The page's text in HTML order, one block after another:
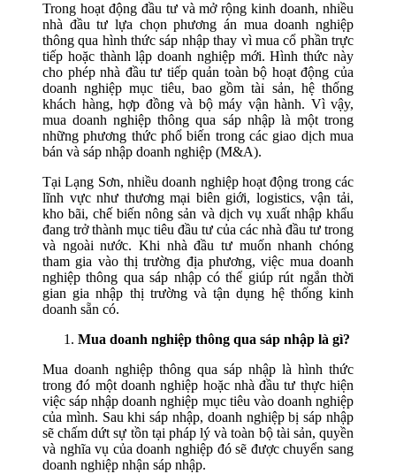
Trong hoạt động đầu tư và mở rộng kinh doanh, nhiều
nhà đầu tư lựa chọn phương án mua doanh nghiệp
thông qua hình thức sáp nhập thay vì mua cổ phần trực
tiếp hoặc thành lập doanh nghiệp mới. Hình thức này
cho phép nhà đầu tư tiếp quản toàn bộ hoạt động của
doanh nghiệp mục tiêu, bao gồm tài sản, hệ thống
khách hàng, hợp đồng và bộ máy vận hành. Vì vậy,
mua doanh nghiệp thông qua sáp nhập là một trong
những phương thức phổ biến trong các giao dịch mua
bán và sáp nhập doanh nghiệp (M&A).
Tại Lạng Sơn, nhiều doanh nghiệp hoạt động trong các
lĩnh vực như thương mại biên giới, logistics, vận tải,
kho bãi, chế biến nông sản và dịch vụ xuất nhập khẩu
đang trở thành mục tiêu đầu tư của các nhà đầu tư trong
và ngoài nước. Khi nhà đầu tư muốn nhanh chóng
tham gia vào thị trường địa phương, việc mua doanh
nghiệp thông qua sáp nhập có thể giúp rút ngắn thời
gian gia nhập thị trường và tận dụng hệ thống kinh
doanh sẵn có.
Mua doanh nghiệp thông qua sáp nhập là gì?
Mua doanh nghiệp thông qua sáp nhập là hình thức
trong đó một doanh nghiệp hoặc nhà đầu tư thực hiện
việc sáp nhập doanh nghiệp mục tiêu vào doanh nghiệp
của mình. Sau khi sáp nhập, doanh nghiệp bị sáp nhập
sẽ chấm dứt sự tồn tại pháp lý và toàn bộ tài sản, quyền
và nghĩa vụ của doanh nghiệp đó sẽ được chuyển sang
doanh nghiệp nhận sáp nhập.